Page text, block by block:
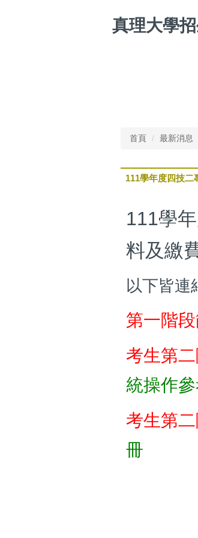
真理大學
首頁 最新消息
111學年度四技二
111學
料及繳
以下皆連
第一階
考生第
統操作
考生第
冊